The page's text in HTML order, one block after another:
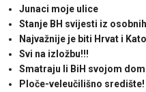
Junaci moje ulice
Stanje BH svijesti iz
Najvažnije je biti Hrvat i
Svi na izložbu!!!
Smatraju li BiH svojom
Ploče-veleučilišno središte!